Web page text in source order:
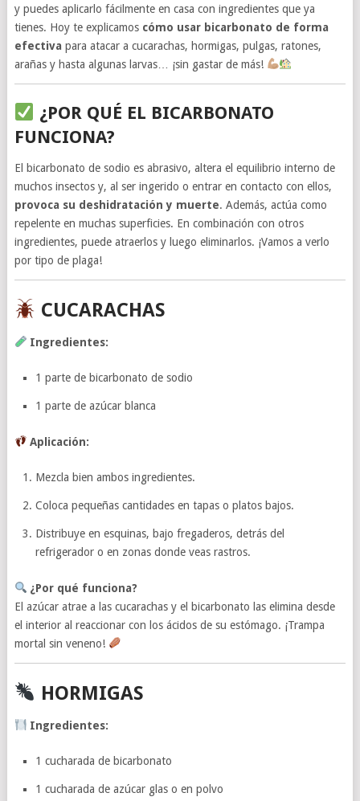
y puedes aplicarlo fácilmente en casa con ingredientes que ya
tienes. Hoy te explicamos cómo usar bicarbonato de forma
efectiva para atacar a cucarachas, hormigas, pulgas, ratones,
arañas y hasta algunas larvas… ¡sin gastar de más!
¿POR QUÉ EL BICARBONATO
FUNCIONA?
El bicarbonato de sodio es abrasivo, altera el equilibrio interno de
muchos insectos y, al ser ingerido o entrar en contacto con ellos,
provoca su deshidratación y muerte. Además, actúa como
repelente en muchas superficies. En combinación con otros
ingredientes, puede atraerlos y luego eliminarlos. ¡Vamos a verlo
por tipo de plaga!
CUCARACHAS
Ingredientes:
1 parte de bicarbonato de sodio
1 parte de azúcar blanca
Aplicación:
Mezcla bien ambos ingredientes.
Coloca pequeñas cantidades en tapas o platos bajos.
Distribuye en esquinas, bajo fregaderos, detrás del
refrigerador o en zonas donde veas rastros.
¿Por qué funciona?
El azúcar atrae a las cucarachas y el bicarbonato las elimina desde
el interior al reaccionar con los ácidos de su estómago. ¡Trampa
mortal sin veneno!
HORMIGAS
Ingredientes:
1 cucharada de bicarbonato
1 cucharada de azúcar glas o en polvo